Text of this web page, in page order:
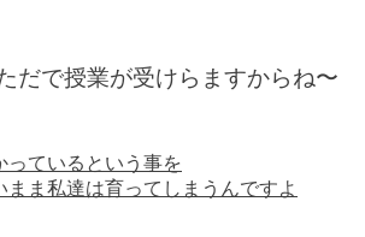
だで授業が受けらますからね〜
っているという事を
ま私達は育ってしまうんですよ